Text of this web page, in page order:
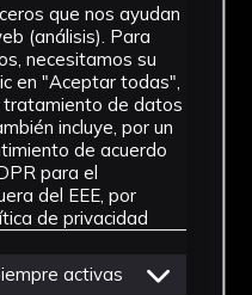
que nos ayudan
(análisis). Para
necesitamos su
en "Aceptar todas",
de datos
incluye, por un
de acuerdo
para el
del EEE, por
de privacidad
activas